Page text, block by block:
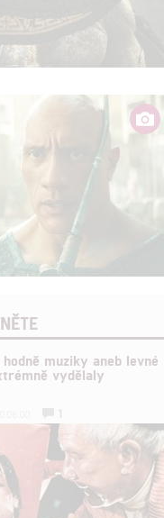
muziky aneb levné
vydělaly